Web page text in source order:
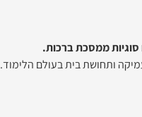
סוגיות ממסכת ברכות.
ותחושת בית בעולם הלימוד.